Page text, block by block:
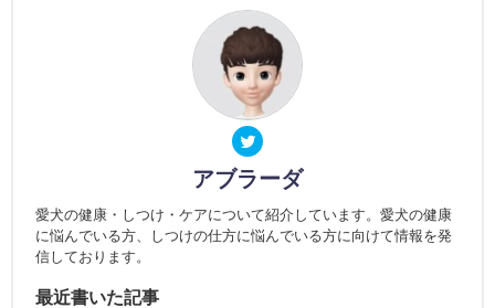
アブラーダ
愛犬の健康・しつけ・ケアについて紹介しています。愛犬の健康
に悩んでいる方、しつけの仕方に悩んでいる方に向けて情報を発
信しております。
最近書いた記事